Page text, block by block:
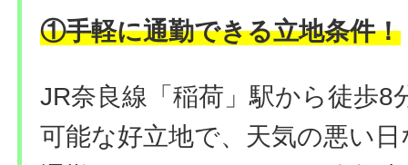
①手軽に通勤できる立地条件！
JR奈良線「稲荷」駅から徒歩8
可能な好立地で、天気の悪い